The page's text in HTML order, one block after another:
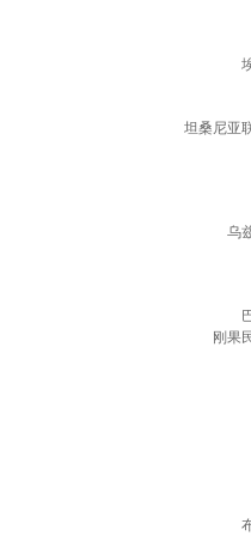
The chart
The chart
坦桑尼亚
乌
刚果